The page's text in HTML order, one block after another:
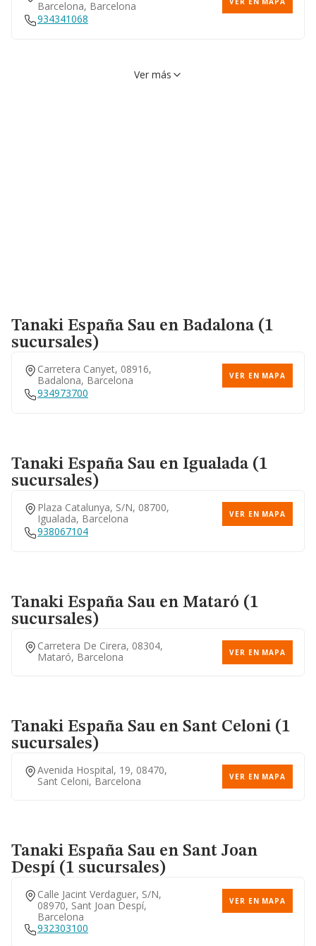
Barcelona, Barcelona
934341068
Paseo Vall D'hebron, 119,Ver más
Tanaki España Sau en Badalona (1
sucursales)
Carretera Canyet, 08916,
Badalona, Barcelona
VER EN MAPA
934973700
Tanaki España Sau en Igualada (1
sucursales)
Plaza Catalunya, S/n, 08700,
Igualada, Barcelona
VER EN MAPA
938067104
Tanaki España Sau en Mataró (1
sucursales)
Carretera De Cirera, 08304,
Mataró, Barcelona
VER EN MAPA
Tanaki España Sau en Sant Celoni (1
sucursales)
Avenida Hospital, 19, 08470,
Sant Celoni, Barcelona
VER EN MAPA
Tanaki España Sau en Sant Joan
Despí (1 sucursales)
Calle Jacint Verdaguer, S/n,
08970, Sant Joan Despí,
Barcelona
VER EN MAPA
932303100